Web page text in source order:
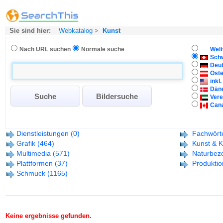
Sie sind hier: Webkatalog > Kunst
Nach URL suchen Normale suche
inkl.
Dienstleistungen (0)
Grafik (464)
Kunst &
Multimedia (571)
Plattformen (37)
Schmuck (1165)
Keine ergebnisse gefunden.